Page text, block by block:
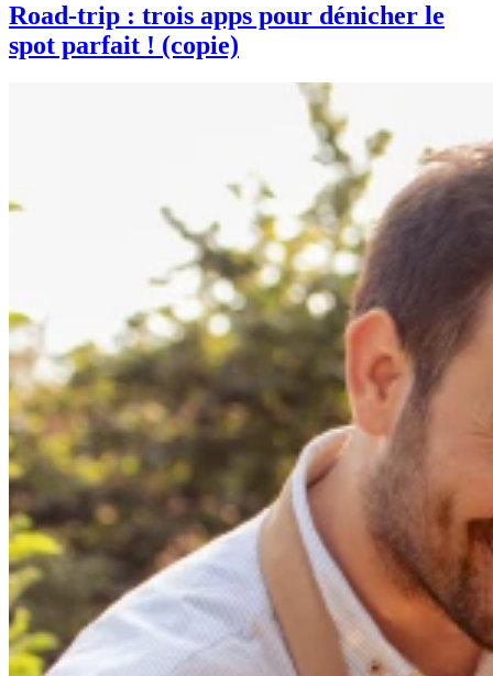
Road-trip : trois apps pour dénicher le
spot parfait ! (copie)